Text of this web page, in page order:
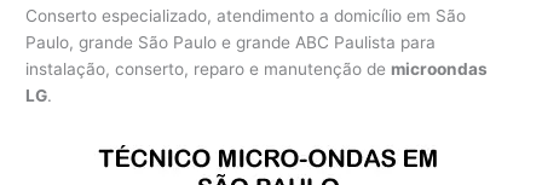
Conserto especializado, atendimento a domicílio em São
Paulo, grande São Paulo e grande ABC Paulista para
instalação, conserto, reparo e manutenção de microondas
LG.